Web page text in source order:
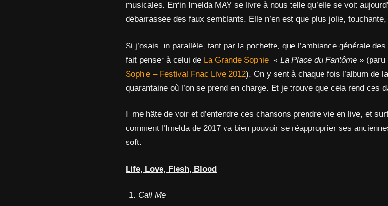
musicales. Enfin Imelda MAY se livre à nous telle qu’elle se voit
débarrassée des faux semblants. Elle n’en est que plus jolie,
Si j’osais un parallèle, tant par la pochette, que l’ambiance générale
fait penser à celui de La Grande Sophie «La Place du Fantôme » (paru
Sophie – Festival Fnac Live 2012). On y sent à chaque fois l’album de
quarantaine où l’on se prend en charge. Et je trouve que cela rend ces
Il me hâte de voir et d’entendre ces chansons prendre vie en live, et
comment l’Imelda de 2017 va bien pouvoir se réapproprier ses
soft.
Life, Love, Flesh, Blood
Call Me